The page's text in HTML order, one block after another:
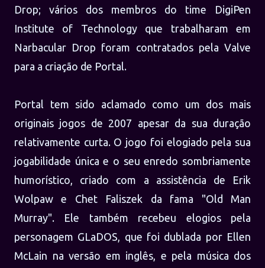
Drop; vários dos membros do time DigiPen
Institute of Technology que trabalharam em
Narbacular Drop foram contratados pela Valve
para a criação de Portal.
Portal tem sido aclamado como um dos mais
originais jogos de 2007 apesar da sua duração
relativamente curta. O jogo foi elogiado pela sua
jogabilidade única e o seu enredo sombriamente
humorístico, criado com a assistência de Erik
Wolpaw e Chet Faliszek da fama "Old Man
Murray". Ele também recebeu elogios pela
personagem GLaDOS, que foi dublada por Ellen
McLain na versão em inglês, e pela música dos